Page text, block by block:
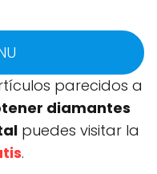
parecidos a
diamantes
puedes visitar la
.